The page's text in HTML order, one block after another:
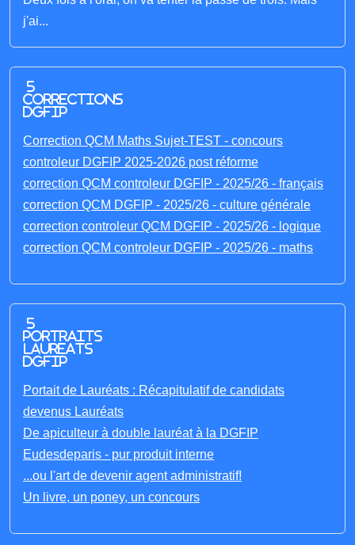
j'ai...
5
corrections
DGFIP
Correction QCM Maths Sujet-TEST - concours
controleur DGFIP 2025-2026 post réforme
correction QCM controleur DGFIP - 2025/26 - français
correction QCM DGFIP - 2025/26 - culture générale
correction controleur QCM DGFIP - 2025/26 - logique
correction QCM controleur DGFIP - 2025/26 - maths
5
portraits
laureats
DGFIP
Portait de Lauréats : Récapitulatif de candidats
devenus Lauréats
De apiculteur à double lauréat à la DGFIP
Eudesdeparis - pur produit interne
...ou l'art de devenir agent administratif!
Un livre, un poney, un concours